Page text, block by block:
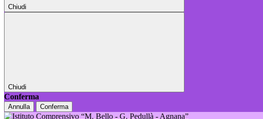
Chiudi
Chiudi
Conferma
Annulla Conferma